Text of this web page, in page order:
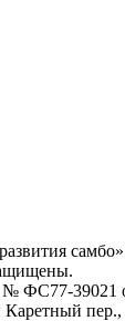
ФС77-39021
пер.,